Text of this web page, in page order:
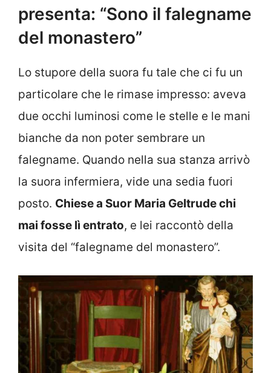
presenta: “Sono il falegname
del monastero”
Lo stupore della suora fu tale che ci fu un
particolare che le rimase impresso: aveva
due occhi luminosi come le stelle e le mani
bianche da non poter sembrare un
falegname. Quando nella sua stanza arrivò
la suora infermiera, vide una sedia fuori
posto. Chiese a Suor Maria Geltrude chi
mai fosse lì entrato, e lei raccontò della
visita del “falegname del monastero”.